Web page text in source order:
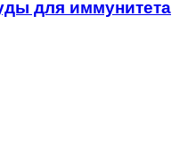
для иммунитета